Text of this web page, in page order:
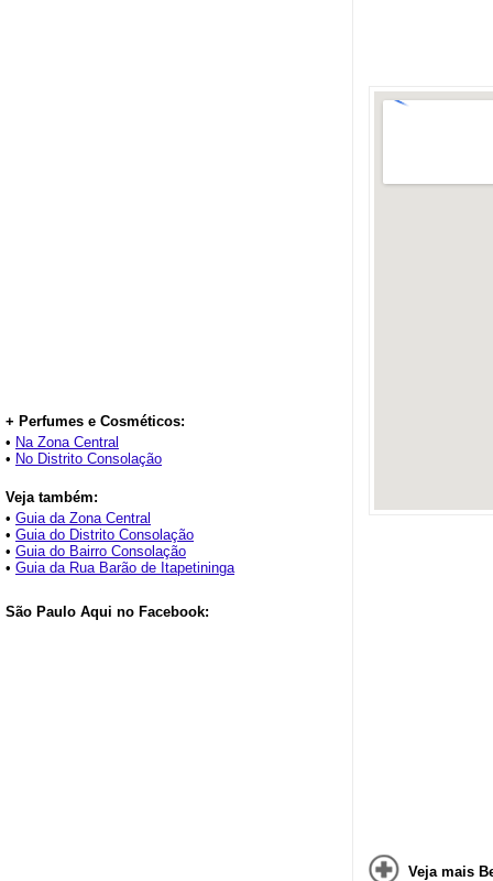
+ Perfumes e Cosméticos:
• Na Zona Central
• No Distrito Consolação
Veja também:
• Guia da Zona Central
• Guia do Distrito Consolação
• Guia do Bairro Consolação
• Guia da Rua Barão de Itapetininga
São Paulo Aqui no Facebook:
Veja mais